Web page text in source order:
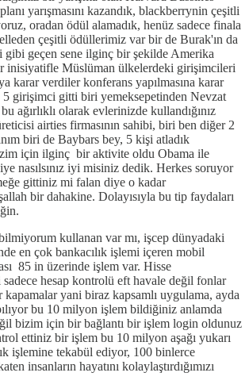
yarışmasını kazandık, blackberrynin çeşitli
oradan ödül alamadık, henüz sadece finala
çeşitli ödüllerimiz var bir de Burak'ın da
gibi geçen sene ilginç bir şekilde Amerika
inisiyatifle Müslüman ülkelerdeki girişimcileri
karar verdiler konferans yapılmasına karar
girişimci gitti biri yemeksepetinden Nevzat
ağırlıklı olarak evlerinizde kullandığınız
airties firmasının sahibi, biri ben diğer 2
biri de Baybars bey, 5 kişi atladık
için ilginç bir aktivite oldu Obama ile
nasılsınız iyi misiniz dedik. Herkes soruyor
gittiniz mi falan diye o kadar
bir dahakine. Dolayısıyla bu tip faydaları
kullanan var mı, işcep dünyadaki
en çok bankacılık işlemi içeren mobil
85 in üzerinde işlem var. Hisse
hesap kontrolü eft havale değil fonlar
kapamalar yani biraz kapsamlı uygulama, ayda
bu 10 milyon işlem bildiğiniz anlamda
bizim için bir bağlantı bir işlem login oldunuz
ettiniz bir işlem bu 10 milyon aşağı yukarı
işlemine tekabül ediyor, 100 binlerce
insanların hayatını kolaylaştırdığımızı